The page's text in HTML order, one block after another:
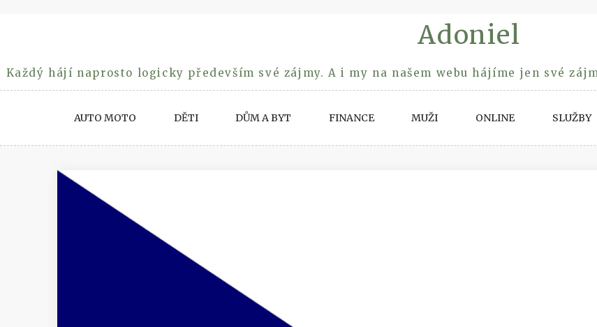
Adoniel
Každý hájí naprosto logicky především své zájmy. A i my na našem webu hájíme jen své
AUTO MOTO DĚTI DŮM A BYT FINANCE MUŽI ONLINE SLUŽBY